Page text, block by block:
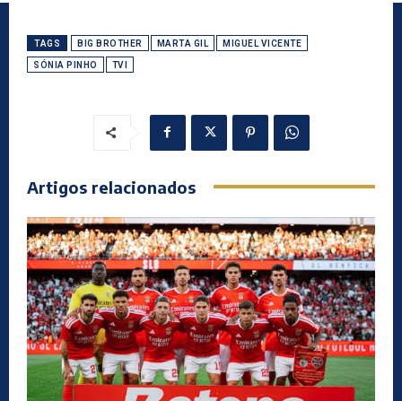
TAGS BIG BROTHER MARTA GIL MIGUEL VICENTE
SÓNIA PINHO TVI
Artigos relacionados